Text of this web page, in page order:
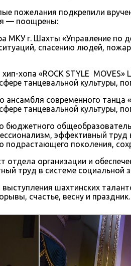
пожелания подкрепили
— поощрены:
МКУ г. Шахты «Управление по
спасению людей,
хопа «ROCK STYLE
танцевальной культуры,
современного
танцевальной культуры,
бюджетного
эффективный труд
подрастающего поколения,
отдела организации и
труд в системе социальной
шахтинских
счастье, весну и праздник.